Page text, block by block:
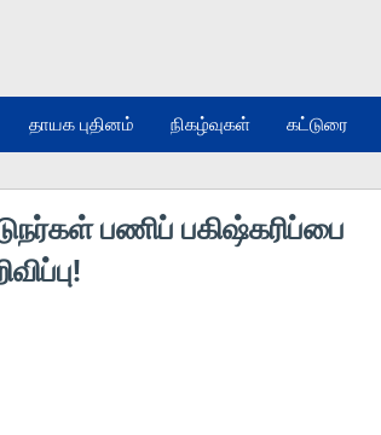
தாயக புதினம் நிகழ்வுகள் கட்டுரை
பணிப் பகிஷ்கரிப்பை